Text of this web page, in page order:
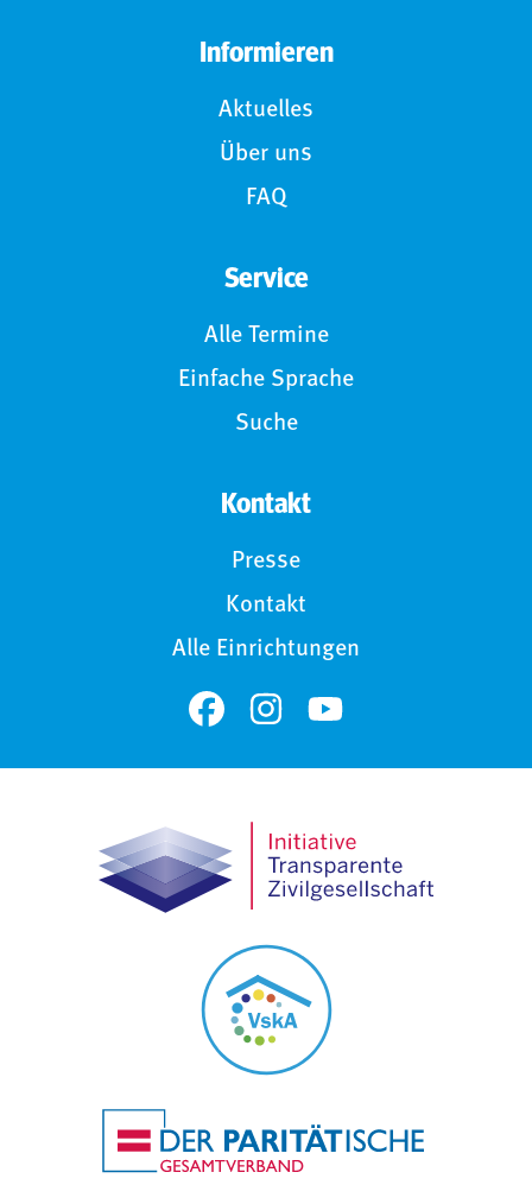
Informieren
Aktuelles
Über uns
FAQ
Service
Alle Termine
Einfache Sprache
Suche
Kontakt
Presse
Kontakt
Alle Einrichtungen